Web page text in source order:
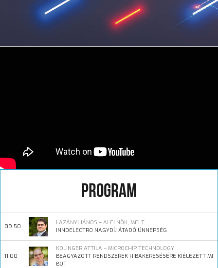
PROGRAM
09.50
LAZÁNYI JÁNOS – ALELNÖK, MELT
INNOELECTRO NAGYDÍJ ÁTADÓ ÜNNEPSÉG
11.00
KOLINGER ATTILA – MICROCHIP TECHNOLOGY
BEÁGYAZOTT RENDSZEREK HIBAKERESÉSÉRE KIÉLEZETT MI
BOT